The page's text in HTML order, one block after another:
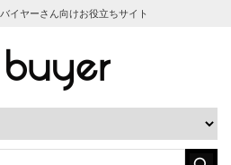
イヤーさん向けお役立ちサイト